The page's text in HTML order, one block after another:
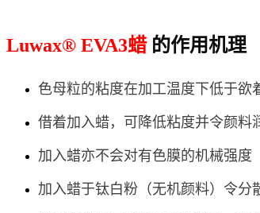
Luwax® EVA3蜡 的作用机理
色母粒的粘度在加工温度下低于
借着加入蜡，可降低粘度并令颜料
加入蜡亦不会对有色膜的机械强度
加入蜡于钛白粉（无机颜料）令分